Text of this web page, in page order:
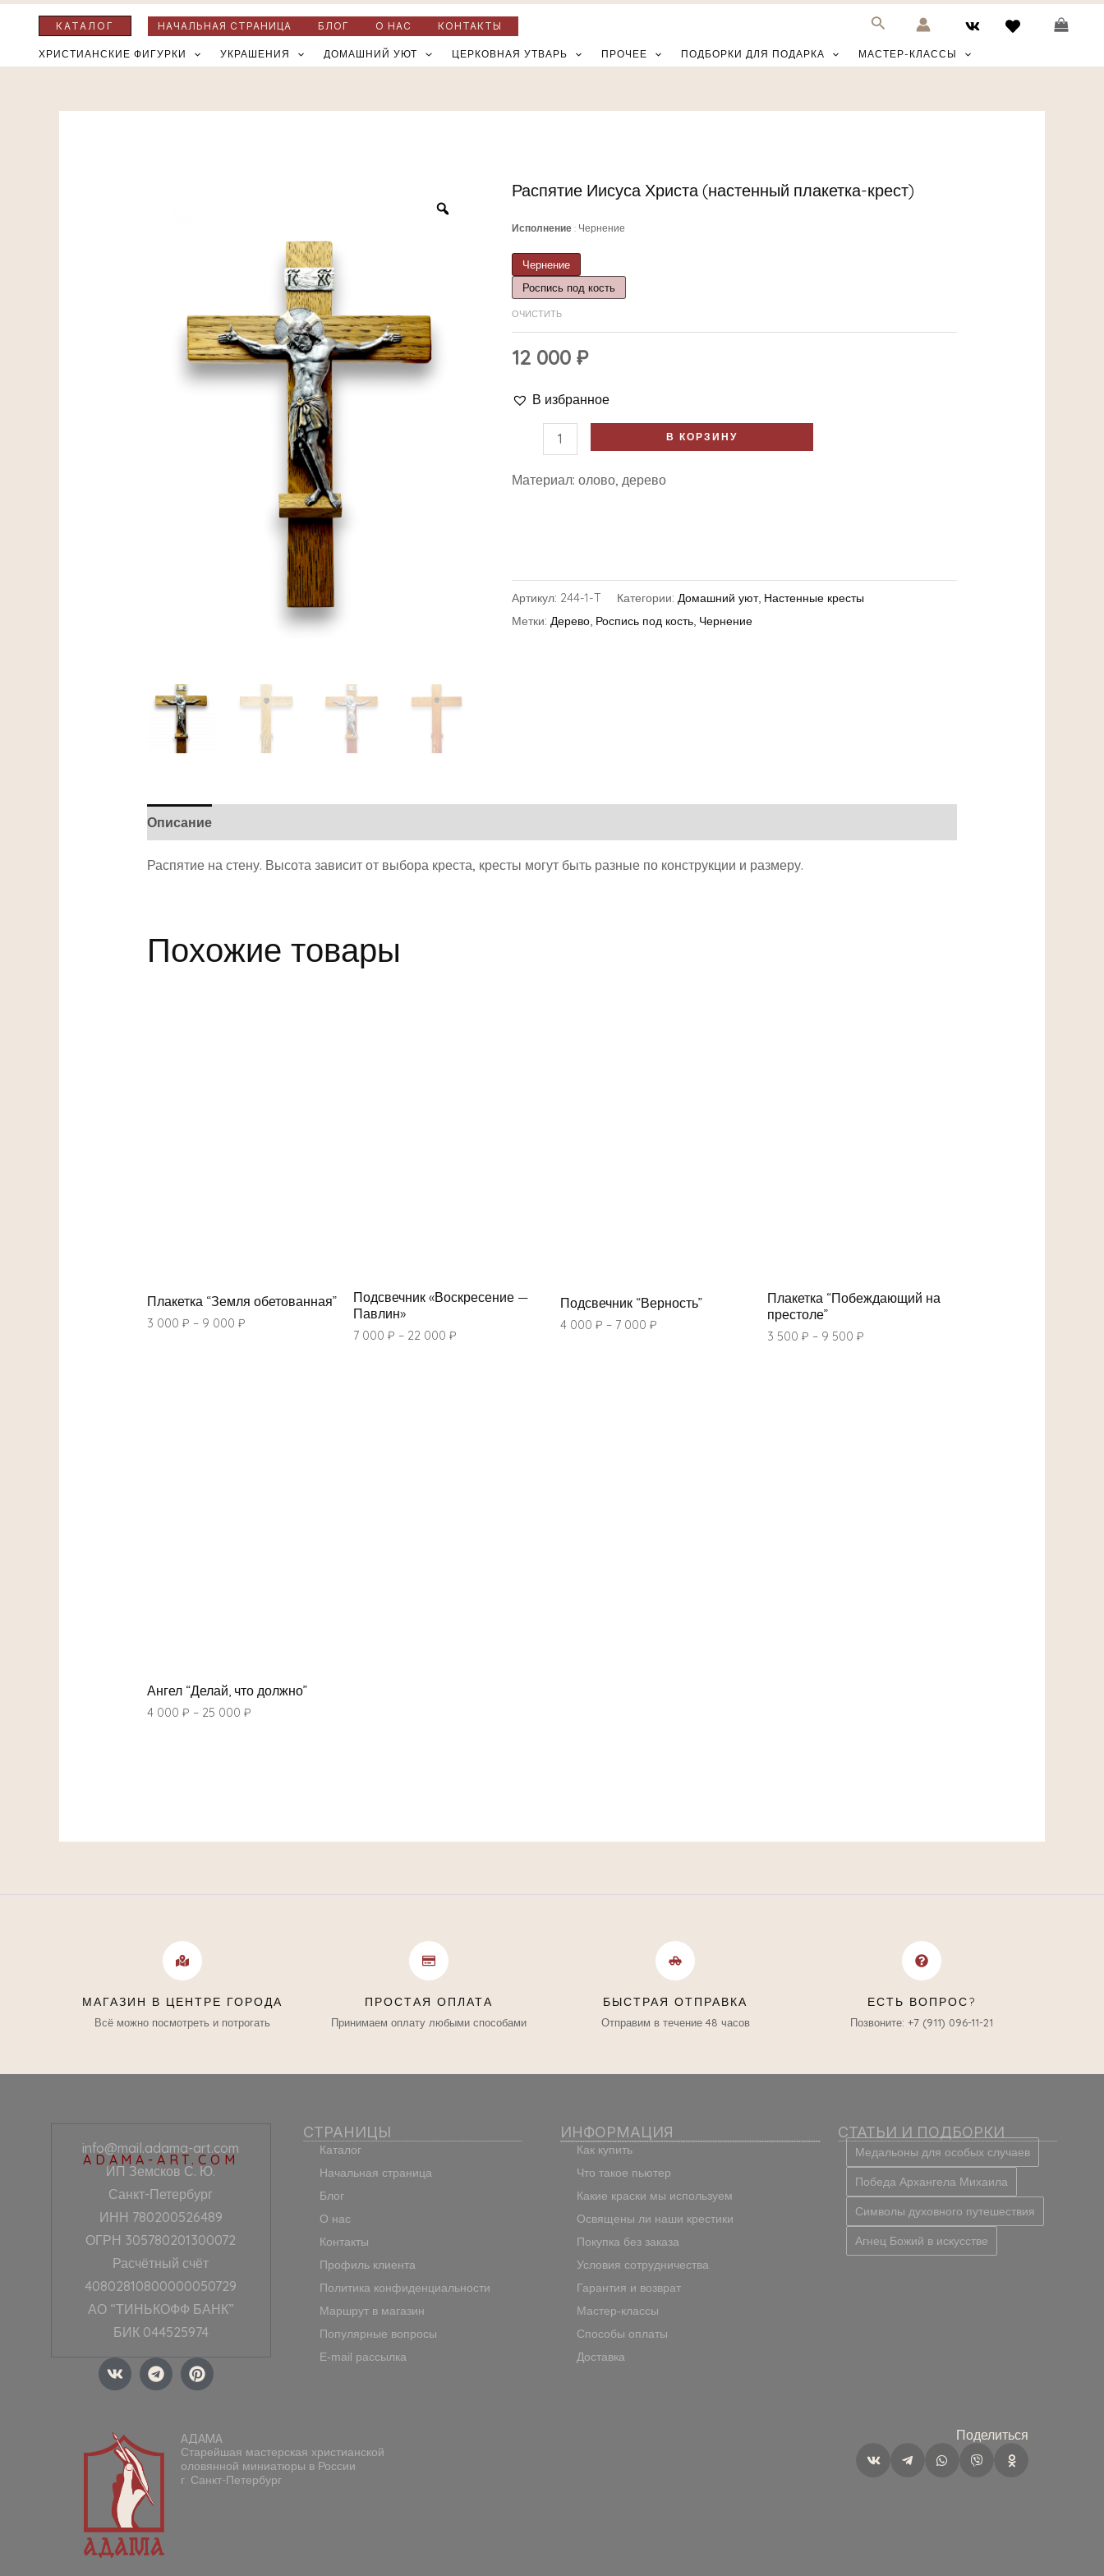
Перейти
содержимому
КАТАЛОГ НАЧАЛЬНАЯ СТРАНИЦА БЛОГ О НАС КОНТАКТЫ
ХРИСТИАНСКИЕ ФИГУРКИ УКРАШЕНИЯ ДОМАШНИЙ УЮТ ЦЕРКОВНАЯ УТВАРЬ ПРОЧЕЕ ПОДБОРКИ ДЛЯ ПОДАРКА МАСТЕР-КЛАССЫ
Распятие Иисуса Христа (настенный плакетка-крест)
Исполнение Чернение
Чернение
Роспись под кость
ОЧИСТИТЬ
12 000 ₽
В избранное
Количество
Иисуса
Христа
(настенный
плакетка-
крест)
В КОРЗИНУ
Материал: олово, дерево
Артикул: 244-1-T Категории: Домашний уют, Настенные кресты
Метки: Дерево, Роспись под кость, Чернение
Описание
Распятие на стену. Высота зависит от выбора креста, кресты могут быть разные по конструкции и размеру.
Похожие товары
Плакетка “Земля обетованная”
3 000 ₽ – 9 000 ₽
Подсвечник «Воскресение —
Павлин»
7 000₽ – 22 000₽
Подсвечник “Верность”
4 000 ₽ – 7 000 ₽
Плакетка “Побеждающий на
престоле”
3 500 ₽ – 9 500 ₽
Ангел “Делай, что должно”
4 000 ₽ – 25 000 ₽
МАГАЗИН В ЦЕНТРЕ ГОРОДА
Всё можно посмотреть и потрогать
ПРОСТАЯ ОПЛАТА
Принимаем оплату любыми способами
БЫСТРАЯ ОТПРАВКА
Отправим в течение 48 часов
ЕСТЬ ВОПРОС?
Позвоните: +7 (911) 096-11-21
info@mail.adama-art.com
ADAMA-ART.COM
ИП Земсков С. Ю.
Санкт-Петербург
ИНН 780200526489
ОГРН 305780201300072
Расчётный счёт
40802810800000050729
АО “ТИНЬКОФФ БАНК”
БИК 044525974
V
k
T
e
r
P
i
e
r
e
s
СТРАНИЦЫ
Каталог
Начальная страница
Блог
О нас
Контакты
Профиль клиента
Политика конфиденциальности
Маршрут в магазин
Популярные вопросы
E-mail рассылка
ИНФОРМАЦИЯ
Как купить
Что такое пьютер
Какие краски мы используем
Освящены ли наши крестики
Покупка без заказа
Условия сотрудничества
Гарантия и возврат
Мастер-классы
Способы оплаты
Доставка
СТАТЬИ И ПОДБОРКИ
Медальоны для особых случаев
Победа Архангела Михаила
Символы духовного путешествия
Агнец Божий в искусстве
АДАМА
Старейшая мастерская христианской
оловянной миниатюры в России
г. Санкт-Петербург
Поделиться